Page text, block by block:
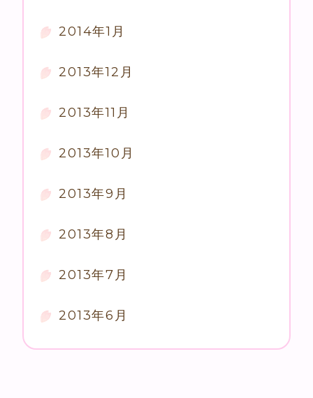
2014年1月
2013年12月
2013年11月
2013年10月
2013年9月
2013年8月
2013年7月
2013年6月